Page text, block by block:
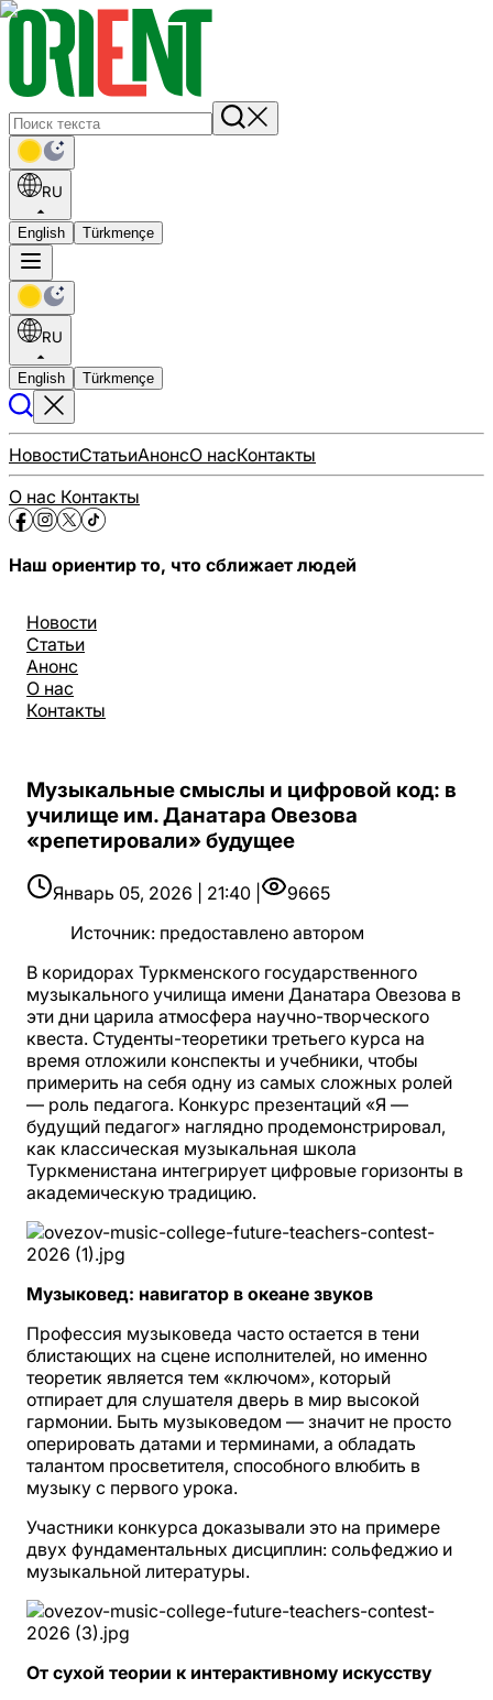
RU
English Türkmençe
RU
English Türkmençe
НовостиСтатьиАнонсО насКонтакты
О нас Контакты
Наш ориентир то, что сближает людей
Новости
Статьи
Анонс
О нас
Контакты
Музыкальные смыслы и цифровой код: в
училище им. Данатара Овезова
«репетировали» будущее
Январь 05, 2026 | 21:40 |
9665
Источник: предоставлено автором
В коридорах Туркменского государственного
музыкального училища имени Данатара Овезова в
эти дни царила атмосфера научно-творческого
квеста. Студенты-теоретики третьего курса на
время отложили конспекты и учебники, чтобы
примерить на себя одну из самых сложных ролей
— роль педагога. Конкурс презентаций «Я —
будущий педагог» наглядно продемонстрировал,
как классическая музыкальная школа
Туркменистана интегрирует цифровые горизонты в
академическую традицию.
Музыковед: навигатор в океане звуков
Профессия музыковеда часто остается в тени
блистающих на сцене исполнителей, но именно
теоретик является тем «ключом», который
отпирает для слушателя дверь в мир высокой
гармонии. Быть музыковедом — значит не просто
оперировать датами и терминами, а обладать
талантом просветителя, способного влюбить в
музыку с первого урока.
Участники конкурса доказывали это на примере
двух фундаментальных дисциплин: сольфеджио и
музыкальной литературы.
От сухой теории к интерактивному искусству